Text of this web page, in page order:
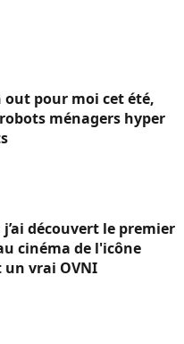
out pour moi cet été,
ménagers hyper
j’ai découvert le premier
cinéma de l'icône
un vrai OVNI